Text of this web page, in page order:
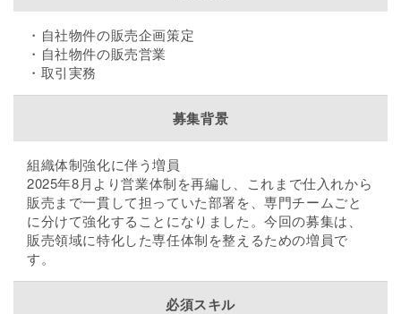
・自社物件の販売企画策定
・自社物件の販売営業
・取引実務
募集背景
組織体制強化に伴う増員
2025年8月より営業体制を再編し、これまで仕入れから
販売まで一貫して担っていた部署を、専門チームごと
に分けて強化することになりました。今回の募集は、
販売領域に特化した専任体制を整えるための増員で
す。
必須スキル